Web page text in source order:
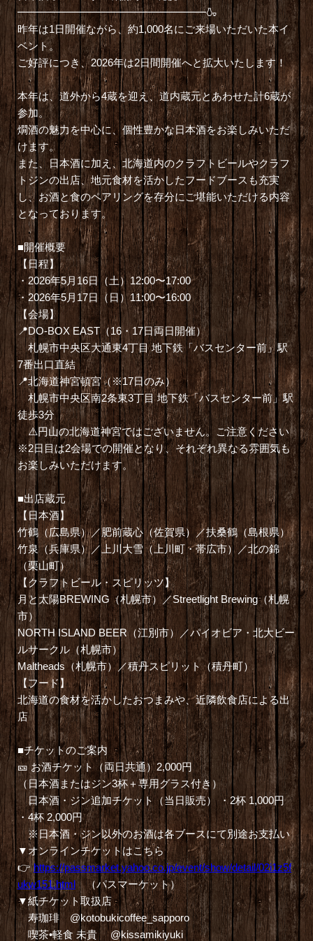
━━━━━━━━━━━━━━━━━━🍶
昨年は1日開催ながら、約1,000名にご来場いただいた本イ
ベント。
ご好評につき、2026年は2日間開催へと拡大いたします！
本年は、道外から4蔵を迎え、道内蔵元とあわせた計6蔵が
参加。
燗酒の魅力を中心に、個性豊かな日本酒をお楽しみいただ
けます。
また、日本酒に加え、北海道内のクラフトビールやクラフ
トジンの出店、地元食材を活かしたフードブースも充実
し、お酒と食のペアリングを存分にご堪能いただける内容
となっております。
■開催概要
【日程】
・2026年5月16日（土）12:00〜17:00
・2026年5月17日（日）11:00〜16:00
【会場】
📍DO-BOX EAST（16・17日両日開催）
札幌市中央区大通東4丁目 地下鉄「バスセンター前」駅
7番出口直結
📍北海道神宮頓宮（※17日のみ）
札幌市中央区南2条東3丁目 地下鉄「バスセンター前」駅
徒歩3分
⚠️円山の北海道神宮ではございません。ご注意ください
※2日目は2会場での開催となり、それぞれ異なる雰囲気も
お楽しみいただけます。
■出店蔵元
【日本酒】
竹鶴（広島県）／肥前蔵心（佐賀県）／扶桑鶴（島根県）
竹泉（兵庫県）／上川大雪（上川町・帯広市）／北の錦
（栗山町）
【クラフトビール・スピリッツ】
月と太陽BREWING（札幌市）／Streetlight Brewing（札幌
市）
NORTH ISLAND BEER（江別市）／パイオビア・北大ビー
ルサークル（札幌市）
Maltheads（札幌市）／積丹スピリット（積丹町）
【フード】
北海道の食材を活かしたおつまみや、近隣飲食店による出
店
■チケットのご案内
🎫 お酒チケット（両日共通）2,000円
（日本酒またはジン3杯＋専用グラス付き）
日本酒・ジン追加チケット（当日販売） ・2杯 1,000円
・4杯 2,000円
※日本酒・ジン以外のお酒は各ブースにて別途お支払い
▼オンラインチケットはこちら
👉https://passmarket.yahoo.co.jp/event/show/detail/02i1z5f
ukw151.html（パスマーケット）
▼紙チケット取扱店
寿珈琲 @kotobukicoffee_sapporo
喫茶•軽食 未貴 @kissamikiyuki